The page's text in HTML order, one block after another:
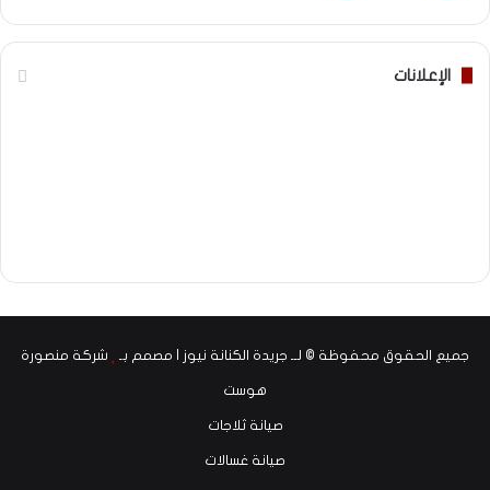
الإعلانات
جميع الحقوق محفوظة © لــ جريدة الكنانة نيوز | مصمم بـ شركة منصورة
هوست
صيانة ثلاجات
صيانة غسالات